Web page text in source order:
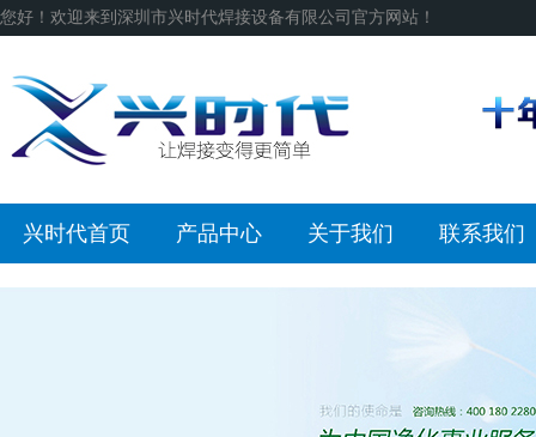
您好！欢迎来到深圳市兴时代焊接设备有限公司官方网站！
兴时代首页 产品中心 关于我们 联系我们